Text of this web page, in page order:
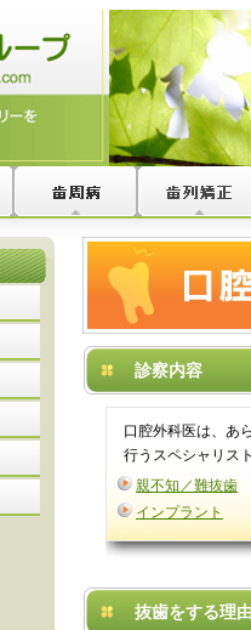
診察内容
口腔外科医は、あ
行うスペシャリス
親不知／難抜歯
インプラント
抜歯をする理由